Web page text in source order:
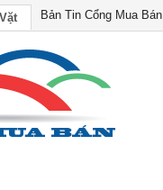
Bản Tin Cổng Mua Bán